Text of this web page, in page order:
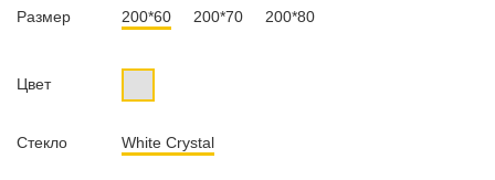
Размер 200*60 200*70 200*80
Цвет
Стекло White Crystal